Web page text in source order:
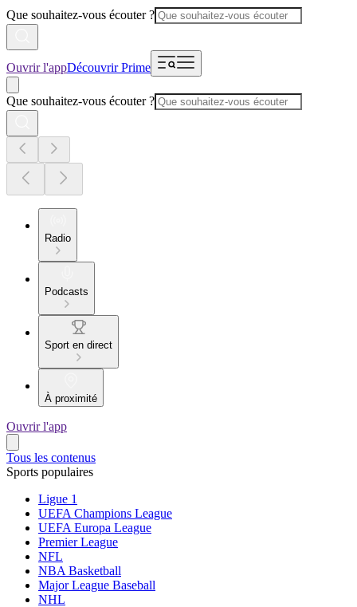
Que souhaitez-vous écouter ?
Ouvrir l'appDécouvrir Prime
Que souhaitez-vous écouter ?
Radio
Podcasts
Sport en direct
À proximité
Ouvrir l'app
Tous les contenus
Sports populaires
Ligue 1
UEFA Champions League
UEFA Europa League
Premier League
NFL
NBA Basketball
Major League Baseball
NHL